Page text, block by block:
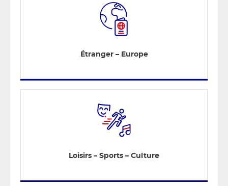
Étranger – Europe
Loisirs – Sports – Culture